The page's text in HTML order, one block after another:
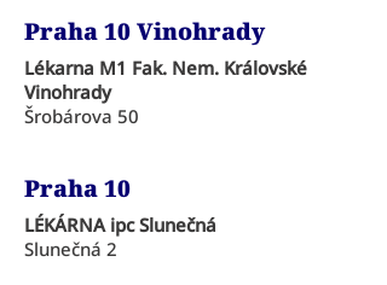
Praha 10 Vinohrady
Lékarna M1 Fak. Nem. Královské
Vinohrady
Šrobárova 50
Praha 10
LÉKÁRNA ipc Slunečná
Slunečná 2